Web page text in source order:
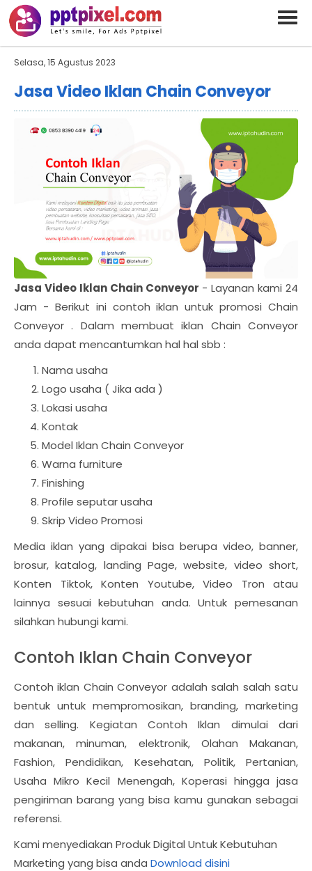
BARAND ANDA
Deskripsi Singkat Saja
Selasa, 15 Agustus 2023
Jasa Video Iklan Chain Conveyor
Jasa Video Iklan Chain Conveyor - Layanan kami 24
Jam - Berikut ini contoh iklan untuk promosi Chain
Conveyor . Dalam membuat iklan Chain Conveyor
anda dapat mencantumkan hal hal sbb :
Nama usaha
Logo usaha ( Jika ada )
Lokasi usaha
Kontak
Model Iklan Chain Conveyor
Warna furniture
Finishing
Profile seputar usaha
Skrip Video Promosi
Media iklan yang dipakai bisa berupa video, banner,
brosur, katalog, landing Page, website, video short,
Konten Tiktok, Konten Youtube, Video Tron atau
lainnya sesuai kebutuhan anda. Untuk pemesanan
silahkan hubungi kami.
Contoh Iklan Chain Conveyor
Contoh iklan Chain Conveyor adalah salah salah satu
bentuk untuk mempromosikan, branding, marketing
dan selling. Kegiatan Contoh Iklan dimulai dari
makanan, minuman, elektronik, Olahan Makanan,
Fashion, Pendidikan, Kesehatan, Politik, Pertanian,
Usaha Mikro Kecil Menengah, Koperasi hingga jasa
pengiriman barang yang bisa kamu gunakan sebagai
referensi.
Kami menyediakan Produk Digital Untuk Kebutuhan
Marketing yang bisa anda Download disini